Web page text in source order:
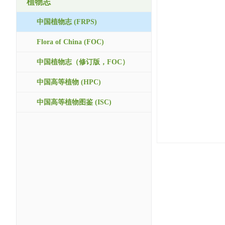
植物志
中国植物志 (FRPS)
Flora of China (FOC)
中国植物志（修订版，FOC）
中国高等植物 (HPC)
中国高等植物图鉴 (ISC)